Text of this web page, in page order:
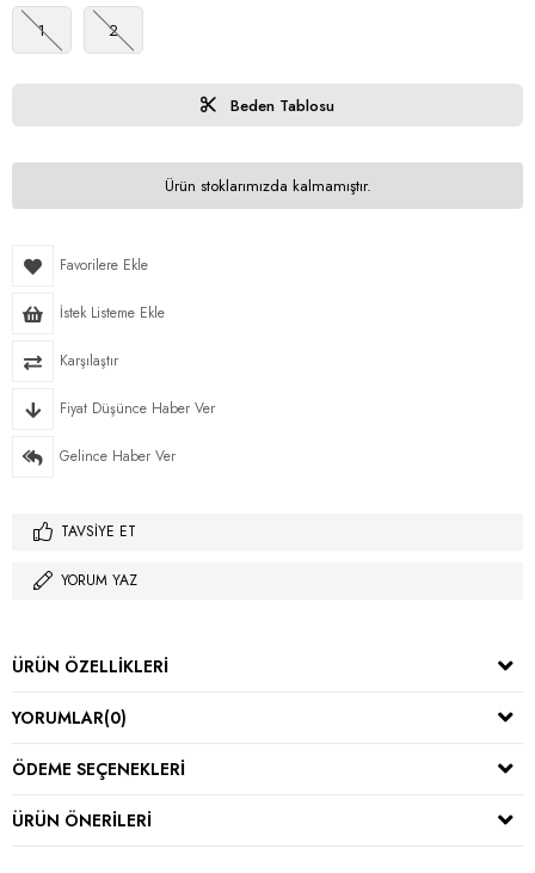
1 2
Beden Tablosu
Ürün stoklarımızda kalmamıştır.
Favorilere Ekle
İstek Listeme Ekle
Karşılaştır
Fiyat Düşünce Haber Ver
Gelince Haber Ver
TAVSIYE ET
YORUM YAZ
ÜRÜN ÖZELLIKLERI
YORUMLAR(0)
ÖDEME SEÇENEKLERI
ÜRÜN ÖNERILERI